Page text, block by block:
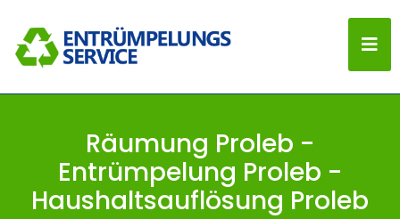
Räumung Proleb -
Entrümpelung Proleb -
Haushaltsauflösung Proleb